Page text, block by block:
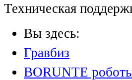
Техническая
Вы здесь:
Гравбиз
BORUNTE